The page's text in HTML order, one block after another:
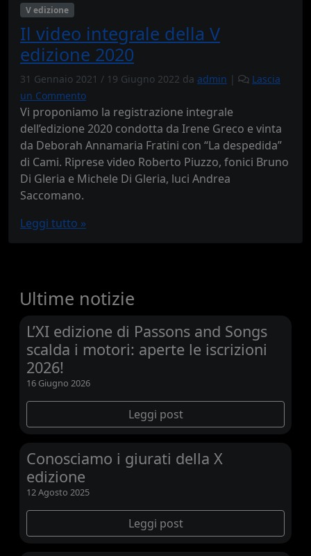
V edizione
Il video integrale della V
edizione 2020
31 Gennaio 2021 / 19 Giugno 2022 da admin |
Lascia
un Commento
Vi proponiamo la registrazione integrale
dell’edizione 2020 condotta da Irene Greco e vinta
da Deborah Annamaria Fratini con “La despedida”
di Cami. Riprese video Roberto Piuzzo, fonici Bruno
Di Gleria e Michele Di Gleria, luci Andrea
Saccomano.
Leggi tutto »
Ultime notizie
L’XI edizione di Passons and Songs
scalda i motori: aperte le iscrizioni
2026!
16 Giugno 2026
Leggi post
Conosciamo i giurati della X
edizione
12 Agosto 2025
Leggi post